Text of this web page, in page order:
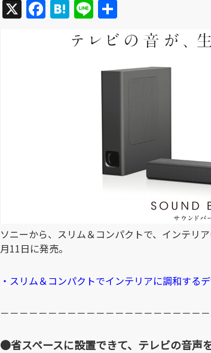
X Facebook
Hatena
Line
有
ソニーから、スリム＆コンパクトで、インテリ
月11日に発売。
・スリム＆コンパクトでインテリアに調和する
－－－－－－－－－－－－－－－－－－－－－
●省スペースに設置できて、テレビの音声